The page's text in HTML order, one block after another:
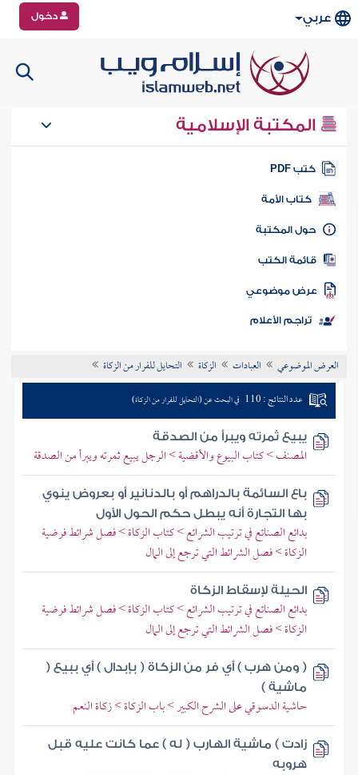
عربي دخول
المكتبة الإسلامية
كتب PDF
كتاب الأمة
المكتبة
الكتب
موضوعي
تراجم الأعلام
العرض الموضوعي العبادات الزكاة التحايل للفرار من الزكاة
عدد النتائج : 110 في البحث عن (التحايل للفرار من الزكاة)
يبيع ثمرته ويبرأ من الصدقة
المصنف > كتاب البيوع والأقضية > الرجل يبيع ثمرته ويبرأ من الصدقة
باع السائمة بالدراهم أو بالدنانير أو بعروض ينوي
بها التجارة أنه يبطل حكم الحول الأول
بدائع الصنائع في ترتيب الشرائع > كتاب الزكاة > فصل شرائط فرضية
الزكاة > فصل الشرائط التي ترجع إلى المال
الحيلة لإسقاط الزكاة
بدائع الصنائع في ترتيب الشرائع > كتاب الزكاة > فصل شرائط فرضية
الزكاة > فصل الشرائط التي ترجع إلى المال
( ومن هرب ) أي فر من الزكاة ( بإبدال ) أي ببيع (
ماشية )
حاشية الدسوقي على الشرح الكبير > باب الزكاة > زكاة النعم
زادت ) ماشية الهارب ( له ) عما كانت عليه قبل
هروبه